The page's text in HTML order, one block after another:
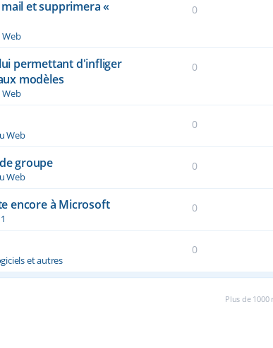
et supprimera «
0
permettant d'infliger
modèles
0
Web
0
groupe
Web
0
encore à Microsoft 0
et autres
0
Plus de